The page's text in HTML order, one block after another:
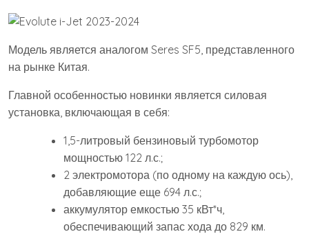
Модель является аналогом Seres SF5, представленного
на рынке Китая.
Главной особенностью новинки является силовая
установка, включающая в себя:
1,5-литровый бензиновый турбомотор
мощностью 122 л.с.;
2 электромотора (по одному на каждую ось),
добавляющие еще 694 л.с.;
аккумулятор емкостью 35 кВт*ч,
обеспечивающий запас хода до 829 км.